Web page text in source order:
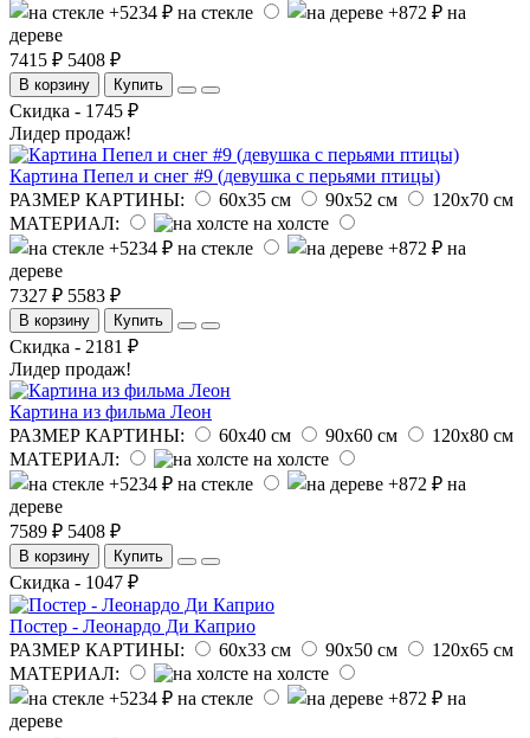
на стекле
на
дереве
7415 ₽ 5408 ₽
В корзину Купить
Скидка - 1745 ₽
Лидер продаж!
Картина Пепел и снег #9 (девушка с перьями птицы)
РАЗМЕР КАРТИНЫ:
60х35 см 90х52 см
120х70 см
МАТЕРИАЛ:
на холсте
на стекле
на
дереве
7327 ₽ 5583 ₽
В корзину Купить
Скидка - 2181 ₽
Лидер продаж!
Картина из фильма Леон
РАЗМЕР КАРТИНЫ:
60х40 см 90х60 см
120х80 см
МАТЕРИАЛ:
на холсте
на стекле
на
дереве
7589 ₽ 5408 ₽
В корзину Купить
Скидка - 1047 ₽
Постер - Леонардо Ди Каприо
РАЗМЕР КАРТИНЫ:
60х33 см 90х50 см
120х65 см
МАТЕРИАЛ:
на холсте
на стекле
на
дереве